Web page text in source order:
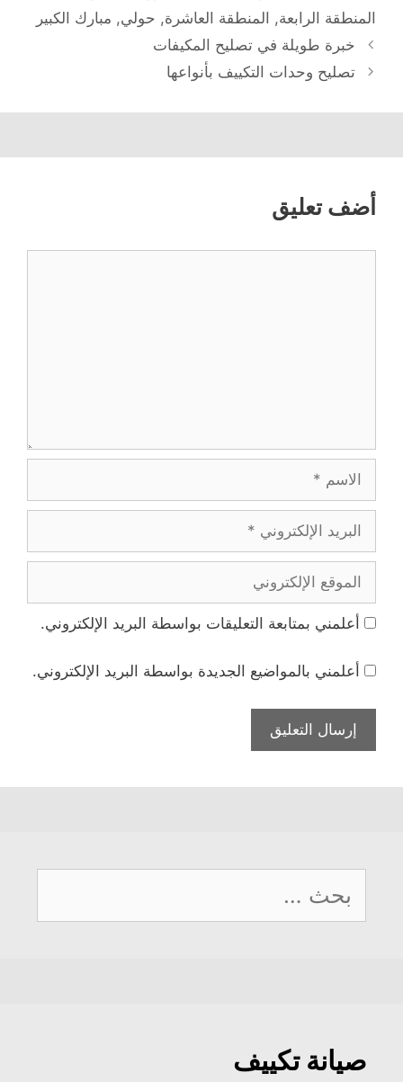
المنطقة الرابعة, المنطقة العاشرة, حولي, مبارك الكبير
خبرة طويلة في تصليح المكيفات
تصليح وحدات التكييف بأنواعها
أضف تعليق
الإلكتروني
الإلكتروني
أعلمني بمتابعة التعليقات بواسطة البريد الإلكتروني.
أعلمني بالمواضيع الجديدة بواسطة البريد الإلكتروني.
عن:
صيانة تكييف